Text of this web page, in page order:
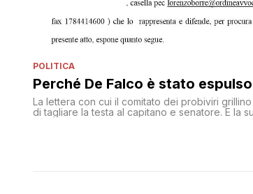
POLITICA
Perché De Falco è stato
La lettera con cui il comitato dei probiviri
di tagliare la testa al capitano e senatore. E la